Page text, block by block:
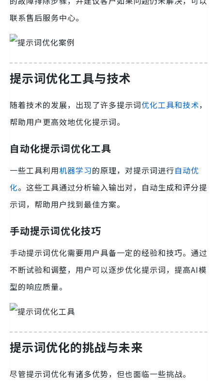
联系售后服务中心。
提示词优化工具与技术
随着技术的发展，出现了许多提示词优化工具和技术，
帮助用户更高效地优化提示词。
自动化提示词优化工具
一些工具利用机器学习的原理，对提示词进行自动优
化。这些工具通过分析输入输出对，自动生成和评分提
示词，帮助用户找到最佳方案。
手动提示词优化技巧
手动提示词优化需要用户具备一定的经验和技巧。通过
不断试验和调整，用户可以逐步优化提示词，提高AI模
型的响应质量。
提示词优化的挑战与未来
尽管提示词优化有诸多优势，但也面临一些挑战。